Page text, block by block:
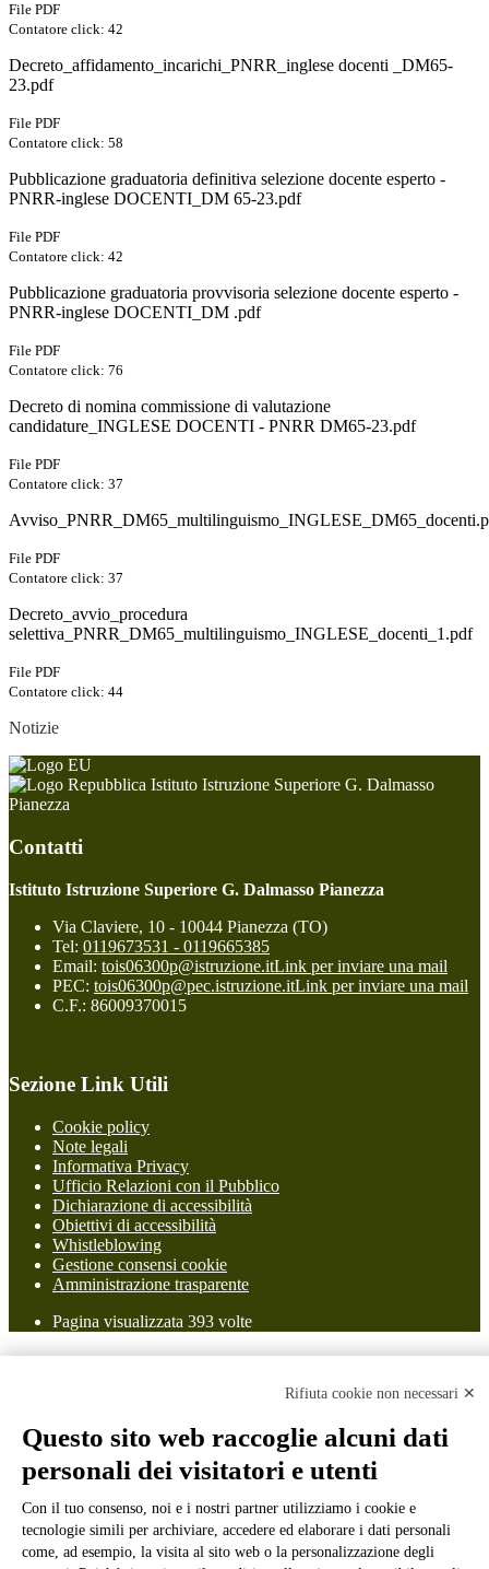
File PDF
Contatore click: 42
Decreto_affidamento_incarichi_PNRR_inglese docenti _DM65-
23.pdf
File PDF
Contatore click: 58
Pubblicazione graduatoria definitiva selezione docente esperto -
PNRR-inglese DOCENTI_DM 65-23.pdf
File PDF
Contatore click: 42
Pubblicazione graduatoria provvisoria selezione docente esperto -
PNRR-inglese DOCENTI_DM .pdf
File PDF
Contatore click: 76
Decreto di nomina commissione di valutazione
candidature_INGLESE DOCENTI - PNRR DM65-23.pdf
File PDF
Contatore click: 37
File PDF
Contatore click: 37
Decreto_avvio_procedura
selettiva_PNRR_DM65_multilinguismo_INGLESE_docenti_1.pdf
File PDF
Contatore click: 44
Notizie
Istituto Istruzione Superiore G. Dalmasso
Pianezza
Contatti
Istituto Istruzione Superiore G. Dalmasso Pianezza
Via Claviere, 10 - 10044 Pianezza (TO)
Tel: 0119673531 - 0119665385
Email: tois06300p@istruzione.itLink per inviare una mail
PEC: tois06300p@pec.istruzione.itLink per inviare una mail
C.F.: 86009370015
Sezione Link Utili
Cookie policy
Note legali
Informativa Privacy
Ufficio Relazioni con il Pubblico
Dichiarazione di accessibilità
Obiettivi di accessibilità
Whistleblowing
Gestione consensi cookie
Amministrazione trasparente
Pagina visualizzata 393 volte
Sezione Copyright
Copyright 2026 | Engineered and powered by Gruppo Spaggiari
Parma S.p.A. | Divisione Publishing & New Social Media
Disclaimer trattamento dati personali
Rifiuta cookie non necessari ✕
Questo sito web raccoglie alcuni dati
personali dei visitatori e utenti
Con il tuo consenso, noi e i nostri partner utilizziamo i cookie e
tecnologie simili per archiviare, accedere ed elaborare i dati personali
come, ad esempio, la visita al sito web o la personalizzazione degli